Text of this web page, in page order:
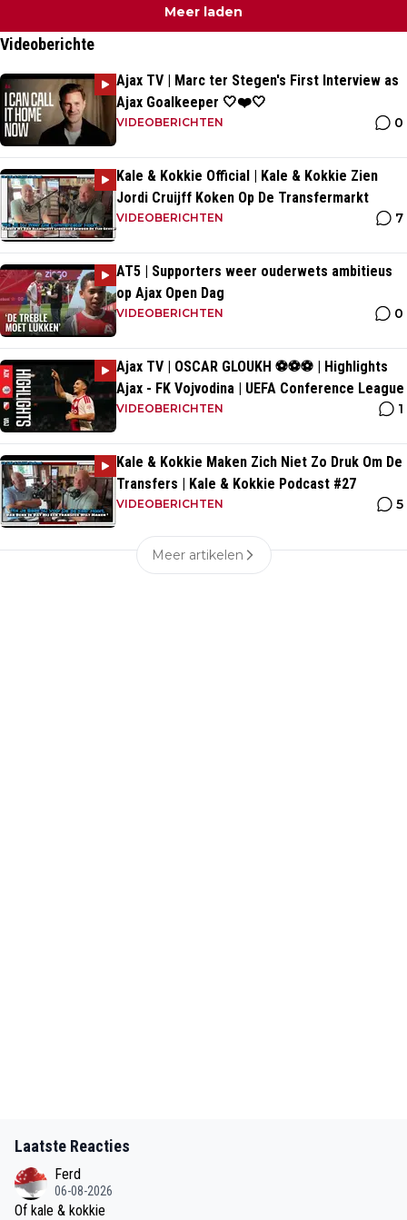
Meer laden
Videoberichte
Ajax TV | Marc ter Stegen's First Interview as
Ajax Goalkeeper 🤍❤️🤍
VIDEOBERICHTEN 0
Kale & Kokkie Official | Kale & Kokkie Zien
Jordi Cruijff Koken Op De Transfermarkt
VIDEOBERICHTEN 7
AT5 | Supporters weer ouderwets ambitieus
op Ajax Open Dag
VIDEOBERICHTEN 0
Ajax TV | OSCAR GLOUKH ⚽️⚽️⚽️ | Highlights
Ajax - FK Vojvodina | UEFA Conference League
VIDEOBERICHTEN 1
Kale & Kokkie Maken Zich Niet Zo Druk Om De
Transfers | Kale & Kokkie Podcast #27
VIDEOBERICHTEN 5
Meer artikelen
Laatste Reacties
Ferd
06-08-2026
Of kale & kokkie